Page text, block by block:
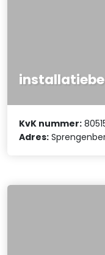
KvK nummer:
Adres: